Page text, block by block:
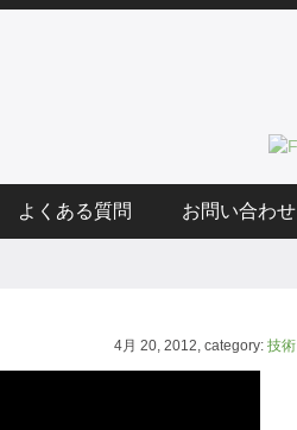
よくある質問 お問い合わせ
4月 20, 2012, category: 技術